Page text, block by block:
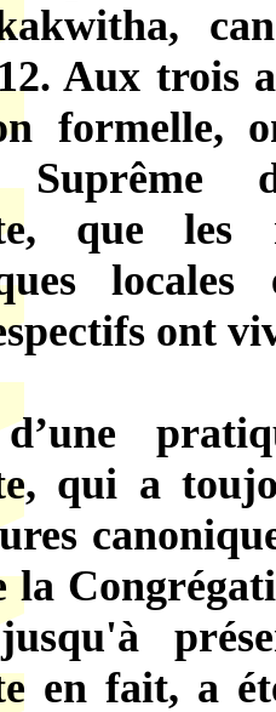
Aux trois
formelle,
Suprême
que les
ont
qui a
la
en fait, a